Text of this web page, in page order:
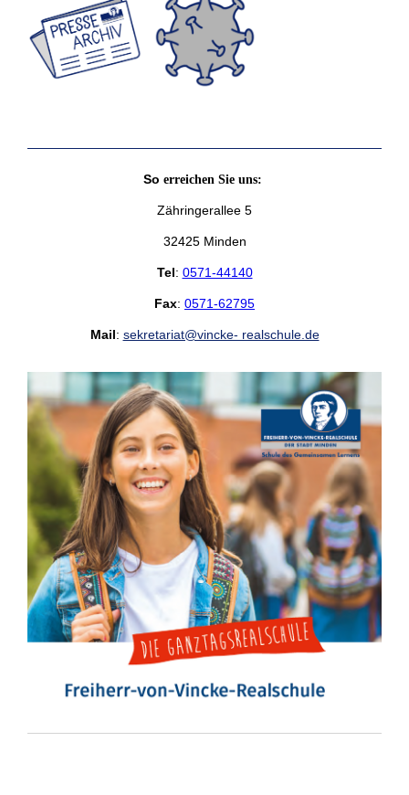
So erreichen Sie uns:
Zähringerallee 5
32425 Minden
Tel: 0571-44140
Fax: 0571-62795
Mail: sekretariat@vincke- realschule.de